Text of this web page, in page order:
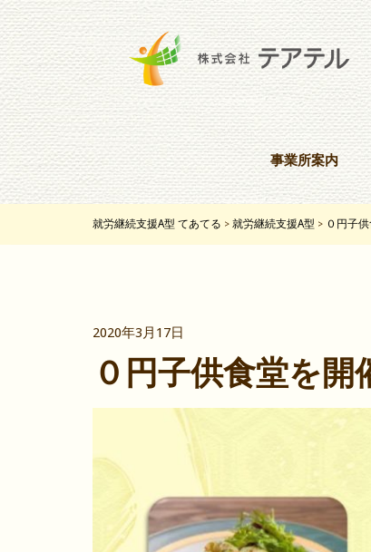
事業所案内
就労継続支援A型 てあてる > 就労継続支援A型 > ０円子
2020年3月17日
０円子供食堂を開